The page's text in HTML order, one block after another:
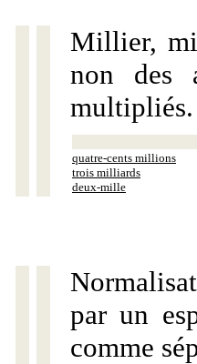
Millier,
non des
quatre-cents millions
trois milliards
deux-mille
par un
comme